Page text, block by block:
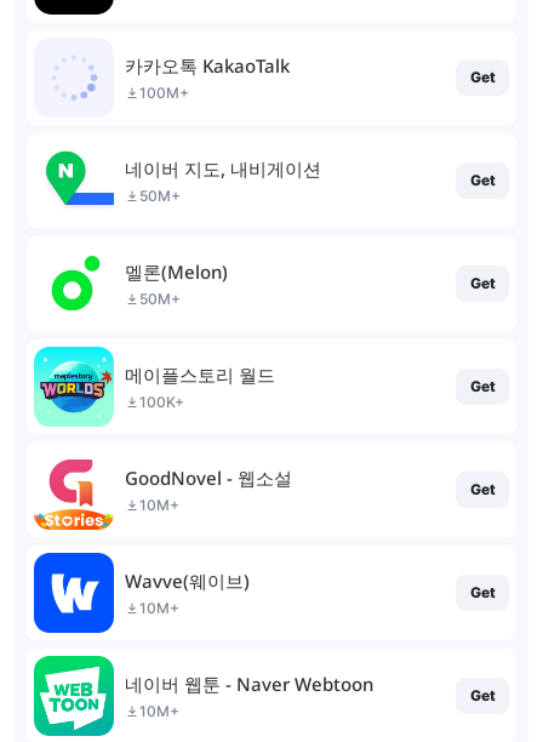
카카오톡 KakaoTalk
100M+
Get
네이버 지도, 내비게이션
50M+
Get
멜론(Melon)
50M+
Get
메이플스토리 월드
100K+
Get
GoodNovel - 웹소설
10M+
Get
Wavve(웨이브)
10M+
Get
네이버 웹툰 - Naver Webtoon
10M+
Get